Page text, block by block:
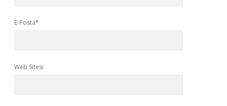
E-Posta*
Web Sitesi